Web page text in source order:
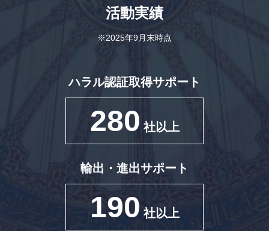
活動実績
※2025年9月末時点
ハラル認証取得サポート
280 社以上
輸出・進出サポート
190 社以上